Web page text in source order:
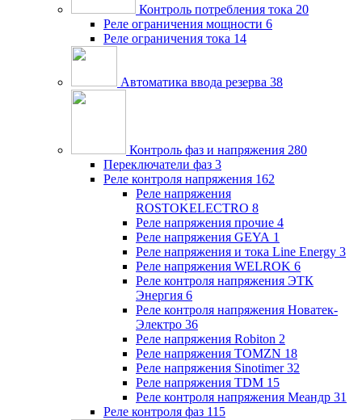
Контроль потребления тока 20
Реле ограничения мощности 6
Реле ограничения тока 14
Автоматика ввода резерва 38
Контроль фаз и напряжения 280
Переключатели фаз 3
Реле контроля напряжения 162
Реле напряжения
ROSTOKELECTRO 8
Реле напряжения прочие 4
Реле напряжения GEYA 1
Реле напряжения и тока Line Energy 3
Реле напряжения WELROK 6
Реле контроля напряжения ЭТК
Энергия 6
Реле контроля напряжения Новатек-
Электро 36
Реле напряжения Robiton 2
Реле напряжения TOMZN 18
Реле напряжения Sinotimer 32
Реле напряжения TDM 15
Реле контроля напряжения Меандр 31
Реле контроля фаз 115